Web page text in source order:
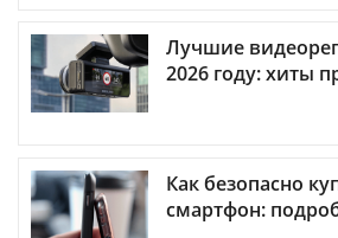
Лучшие
2026 году: хиты
Как безопасно
смартфон: